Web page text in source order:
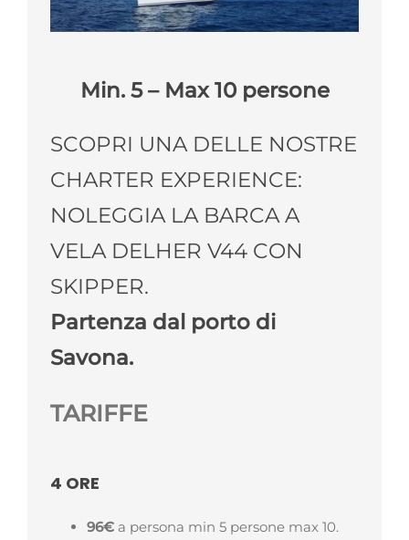
Min. 5 – Max 10 persone
SCOPRI UNA DELLE NOSTRE
CHARTER EXPERIENCE:
NOLEGGIA LA BARCA A
VELA DELHER V44 CON
SKIPPER.
Partenza dal porto di
Savona.
TARIFFE
4 ORE
96€a persona min 5 persone max 10.